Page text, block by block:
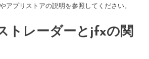
アプリストアの説明を参照してください。
トレーダーとjfxの関